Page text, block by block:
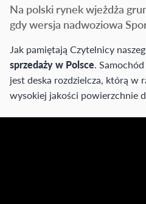
Na polski rynek wjeżdża
gdy wersja nadwoziowa
Jak pamiętają Czytelnicy
sprzedaży w Polsce.
jest deska rozdzielcza, którą w
wysokiej jakości powierzchnie